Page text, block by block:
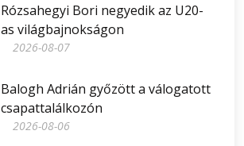
Rózsahegyi Bori negyedik az U20-
as világbajnokságon
2026-08-07
Balogh Adrián győzött a válogatott
csapattalálkozón
2026-08-06